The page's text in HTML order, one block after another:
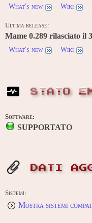
What's new
Wiki
Ultima release:
Mame 0.289 rilasciato il
What's new
Wiki
STATO
Software:
SUPPORTATO
DATI
Sistemi:
Mostra sistemi